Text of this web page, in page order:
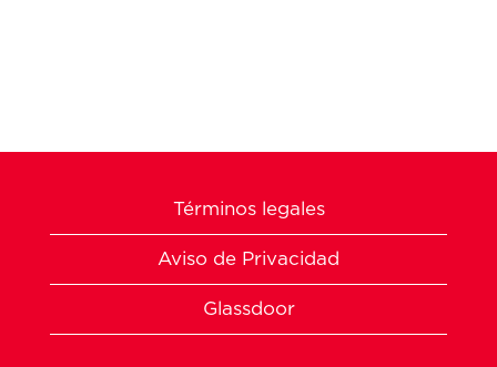
Términos legales
Aviso de Privacidad
Glassdoor